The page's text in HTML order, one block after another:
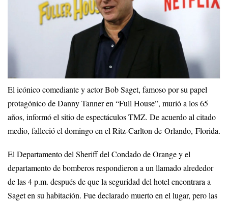
El icónico comediante y actor Bob Saget, famoso por su papel
protagónico de Danny Tanner en “Full House”, murió a los 65
años, informó el sitio de espectáculos TMZ. De acuerdo al citado
medio, falleció el domingo en el Ritz-Carlton de Orlando, Florida.
El Departamento del Sheriff del Condado de Orange y el
departamento de bomberos respondieron a un llamado alrededor
de las 4 p.m. después de que la seguridad del hotel encontrara a
Saget en su habitación. Fue declarado muerto en el lugar, pero las